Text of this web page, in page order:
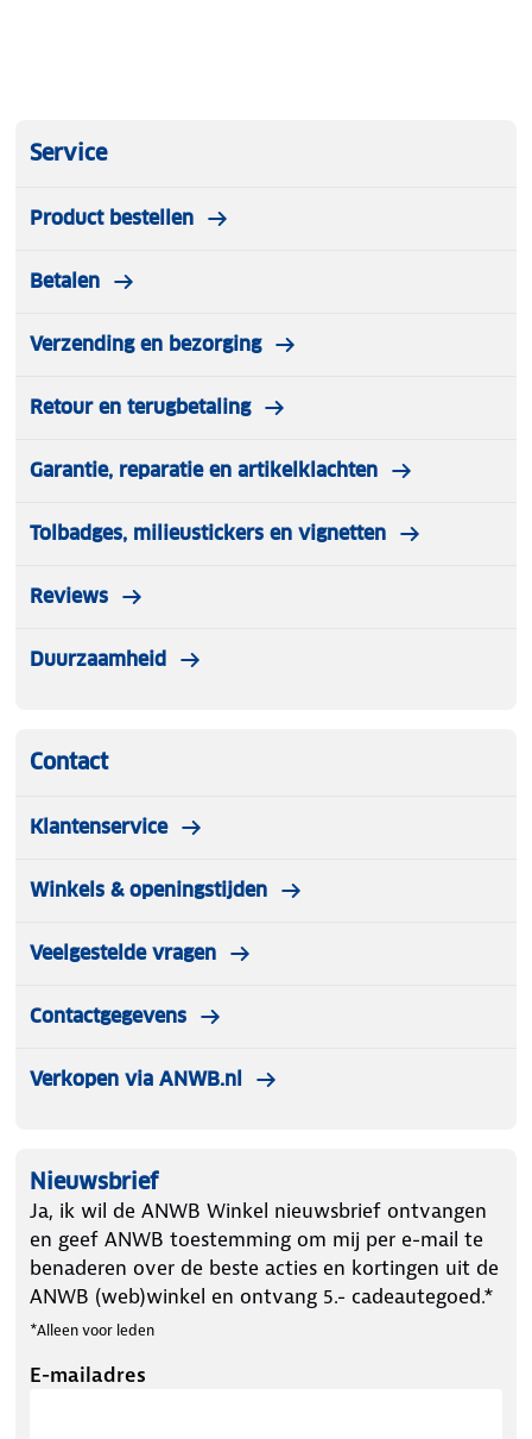
Service
Product bestellen
Betalen
Verzending en bezorging
Retour en terugbetaling
Garantie, reparatie en artikelklachten
Tolbadges, milieustickers en vignetten
Reviews
Duurzaamheid
Contact
Klantenservice
Winkels & openingstijden
Veelgestelde vragen
Contactgegevens
Verkopen via ANWB.nl
Nieuwsbrief
Ja, ik wil de ANWB Winkel nieuwsbrief ontvangen
en geef ANWB toestemming om mij per e-mail te
benaderen over de beste acties en kortingen uit de
ANWB (web)winkel en ontvang 5.- cadeautegoed.*
*Alleen voor leden
E-mailadres